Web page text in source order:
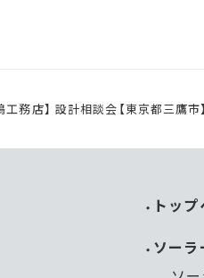
工務店】 設計相談会【東京都三
トッ
ソーラ